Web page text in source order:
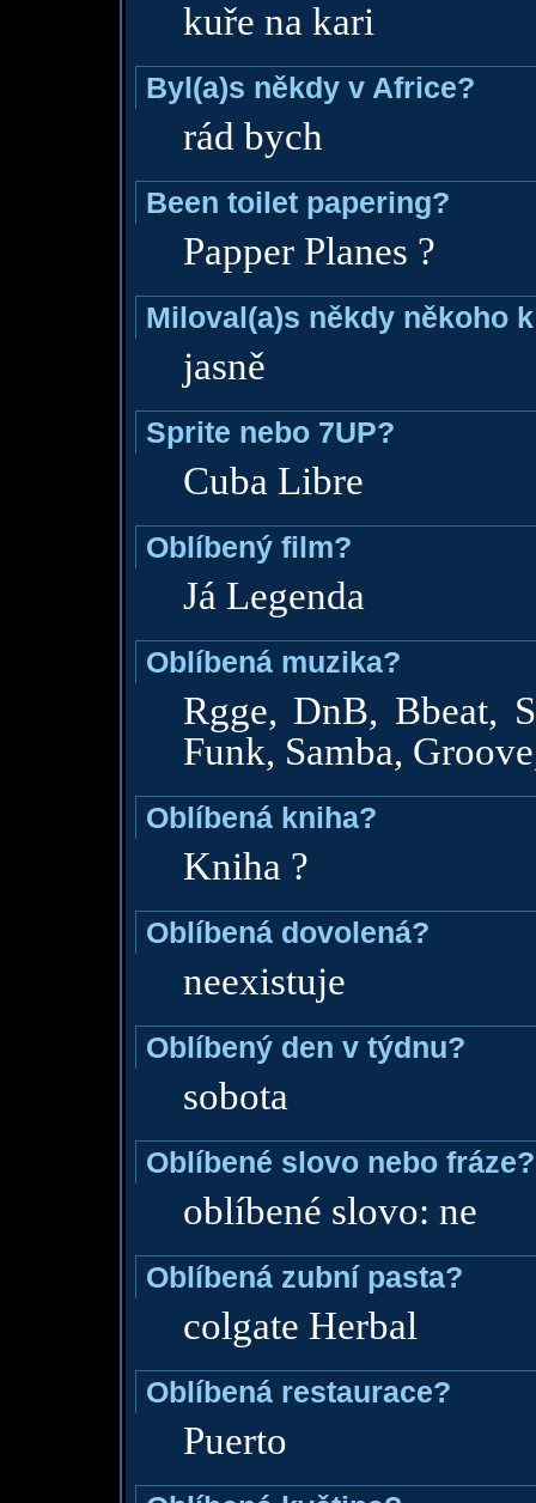
kuře na kari
Byl(a)s někdy v Africe?
rád bych
Been toilet papering?
Papper Planes ?
Miloval(a)s někdy někoho
jasně
Sprite nebo 7UP?
Cuba Libre
Oblíbený film?
Já Legenda
Oblíbená muzika?
Rgge, DnB, Bbeat,
Funk, Samba,
Oblíbená kniha?
Kniha ?
Oblíbená dovolená?
neexistuje
Oblíbený den v týdnu?
sobota
Oblíbené slovo nebo fráze?
oblíbené slovo: ne
Oblíbená zubní pasta?
colgate Herbal
Oblíbená restaurace?
Puerto